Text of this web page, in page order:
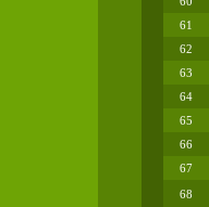
61
62
63
64
65
66
67
68